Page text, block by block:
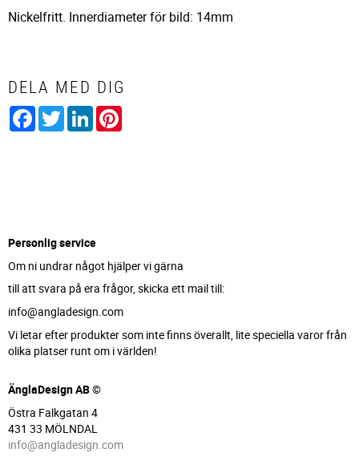
Nickelfritt. Innerdiameter för bild: 14mm
DELA MED DIG
Facebook
TwitterLinkedIn
Personlig service
Om ni undrar något hjälper vi gärna
till att svara på era frågor, skicka ett mail till:
info@angladesign.com
Vi letar efter produkter som inte finns överallt, lite speciella varor från
olika platser runt om i världen!
ÄnglaDesign AB ©
Östra Falkgatan 4
431 33 MÖLNDAL
info@angladesign.com